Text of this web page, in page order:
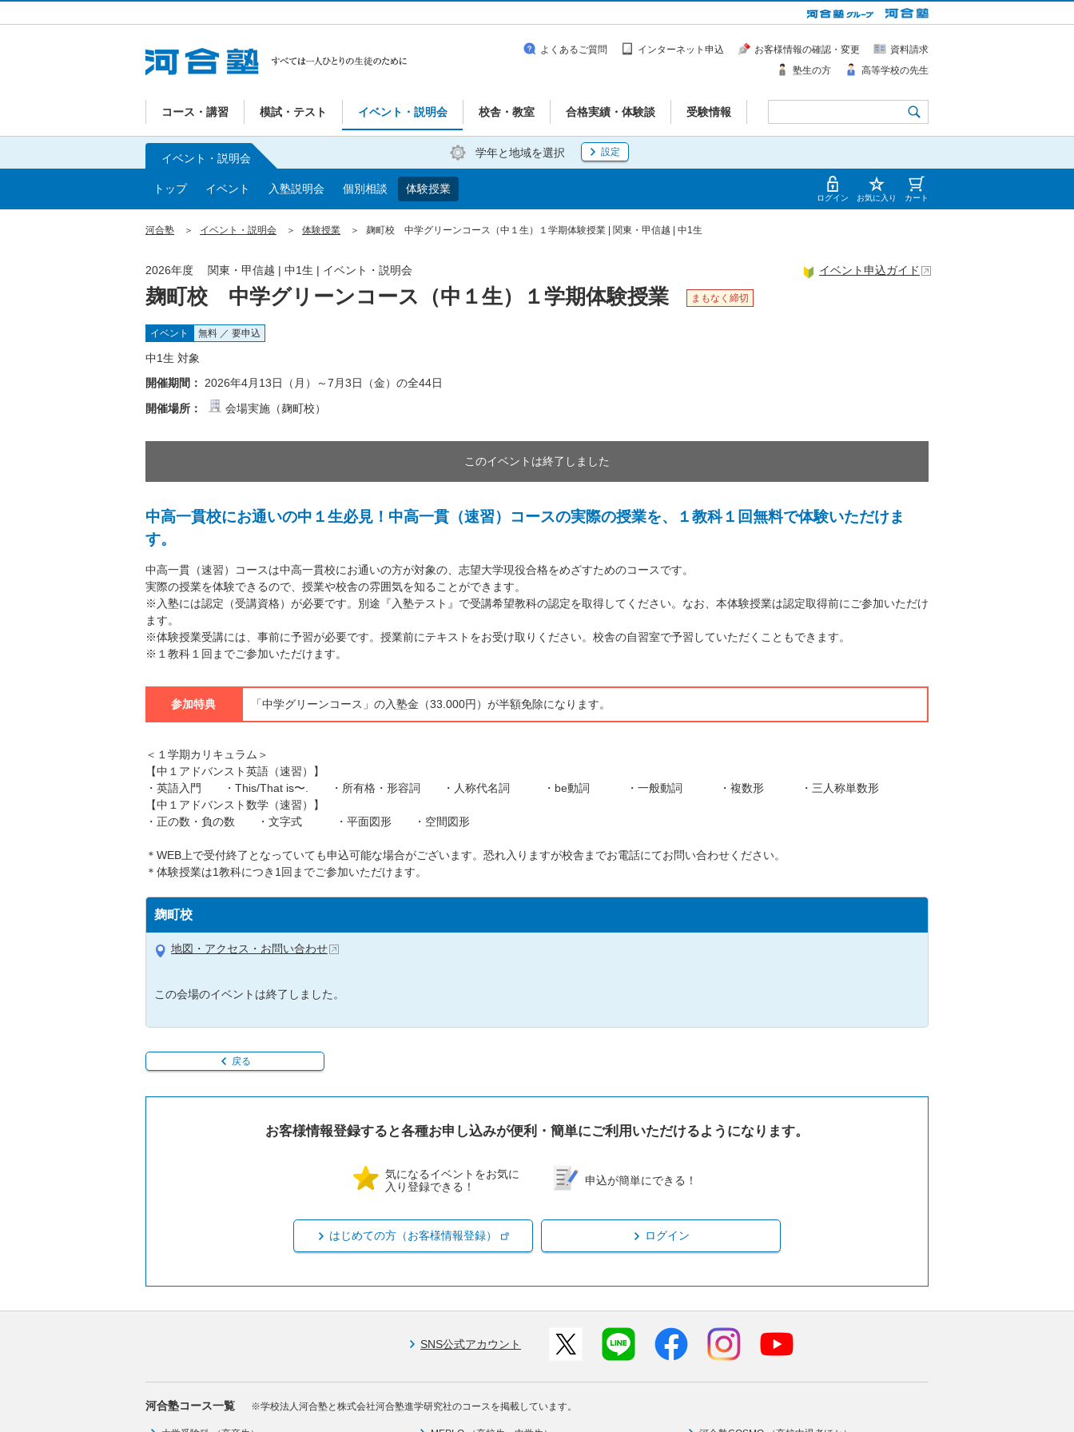
コース・講習 模試・テスト イベント・説明会 校舎・教室 合格実績・体験談 受験情報
よくあるご質問 インターネット申込 お客様情報の確認・変更
資料請求
塾生の方
高等学校の先生
学年と地域を選択 設定
イベント・説明会
トップ イベント 入塾説明会 個別相談 体験授業
ログイン お気に入り カート
河合塾 イベント・説明会 体験授業 麹町校 中学グリーンコース（中１生）１学期体験授業 | 関東・甲信越 | 中1生
麹町校 中学グリーンコース（中１生）１学期体験授業 まもなく締切
2026年度 関東・甲信越 | 中1生 | イベント・説明会 イベント申込ガイド
イベント 無料 ／ 要申込
中1生 対象
開催期間： 2026年4月13日（月）～7月3日（金）の全44日
開催場所：
会場実施（麹町校）
このイベントは終了しました
中高一貫校にお通いの中１生必見！中高一貫（速習）コースの実際の授業を、１教科１回無料で体験いただけま
す。
中高一貫（速習）コースは中高一貫校にお通いの方が対象の、志望大学現役合格をめざすためのコースです。
実際の授業を体験できるので、授業や校舎の雰囲気を知ることができます。
※入塾には認定（受講資格）が必要です。別途『入塾テスト』で受講希望教科の認定を取得してください。なお、本体験授業は認定取得前にご参加いただけ
ます。
※体験授業受講には、事前に予習が必要です。授業前にテキストをお受け取りください。校舎の自習室で予習していただくこともできます。
※１教科１回までご参加いただけます。
参加特典 「中学グリーンコース」の入塾金（33.000円）が半額免除になります。
＜１学期カリキュラム＞
【中１アドバンスト英語（速習）】
・英語入門 ・This/That is〜. ・所有格・形容詞 ・人称代名詞 ・be動詞 ・一般動詞 ・複数形 ・三人称単数形
【中１アドバンスト数学（速習）】
・正の数・負の数 ・文字式 ・平面図形 ・空間図形
＊WEB上で受付終了となっていても申込可能な場合がございます。恐れ入りますが校舎までお電話にてお問い合わせください。
＊体験授業は1教科につき1回までご参加いただけます。
麹町校
地図・アクセス・お問い合わせ
この会場のイベントは終了しました。
戻る
お客様情報登録すると各種お申し込みが便利・簡単にご利用いただけるようになります。
気になるイベントをお気に
入り登録できる！
申込が簡単にできる！
はじめての方（お客様情報登録） ログイン
SNS公式アカウント
河合塾コース一覧 ※学校法人河合塾と株式会社河合塾進学研究社のコースを掲載しています。